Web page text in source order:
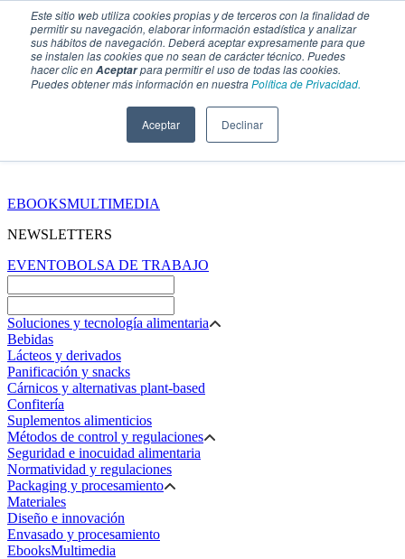
Este sitio web utiliza cookies propias y de terceros con la finalidad de
permitir su navegación, elaborar información estadística y analizar
sus hábitos de navegación. Deberá aceptar expresamente para que
se instalen las cookies que no sean de carácter técnico. Puedes
hacer clic enAceptarpara permitir el uso de todas las cookies.
Puedes obtener más información en nuestraPolítica de Privacidad.
Aceptar Declinar
EBOOKSMULTIMEDIA
NEWSLETTERS
EVENTOBOLSA DE TRABAJO
Soluciones y tecnología alimentaria
Bebidas
Lácteos y derivados
Panificación y snacks
Cárnicos y alternativas plant-based
Confitería
Suplementos alimenticios
Métodos de control y regulaciones
Seguridad e inocuidad alimentaria
Normatividad y regulaciones
Packaging y procesamiento
Materiales
Diseño e innovación
Envasado y procesamiento
EbooksMultimedia